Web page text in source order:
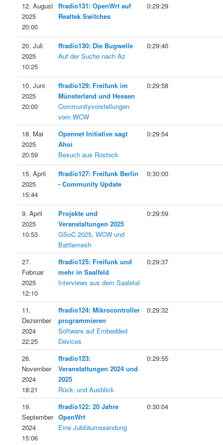
12. August
2025
20:00
ffradio131: OpenWrt auf
Realtek Switches
0:29:29
20. Juli
2025
10:25
ffradio130: Die Bugwelle
Auf der Suche nach Az
0:29:40
10. Juni
2025
20:00
ffradio129: Freifunk im
Münsterland und Hessen
Communityvorstellungen
vom WCW
0:29:58
18. Mai
2025
20:59
Opennet Initiative sagt
Ahoi
Besuch aus Rostock
0:29:54
15. April
2025
15:44
ffradio127: Freifunk Berlin
- Community Update
0:30:00
9. April
2025
10:53
Projekte und
Veranstaltungen 2025
GSoC 2025, WCW und
Battlemesh
0:29:59
27.
Februar
2025
12:10
ffradio125: Freifunk und
mehr in Saalfeld
Interviews aus dem Saaletal
0:29:37
11.
Dezember
2024
22:25
ffradio124: Mikrocontroller
programmieren
Software auf Embedded
Devices
0:29:32
26.
November
2024
18:21
ffradio123:
Veranstaltungen 2024 und
2025
Rück- und Ausblick
0:29:55
19.
September
2024
15:06
ffradio122: 20 Jahre
OpenWrt
Eine Jubiläumssendung
0:30:04